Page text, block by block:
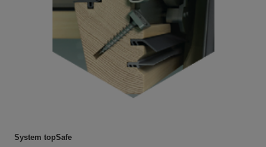
System topSafe